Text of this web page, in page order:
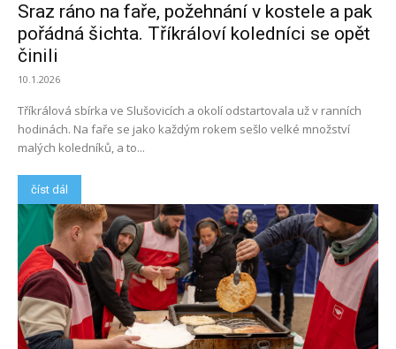
Sraz ráno na faře, požehnání v kostele a pak
pořádná šichta. Tříkráloví koledníci se opět
činili
10.1.2026
Tříkrálová sbírka ve Slušovicích a okolí odstartovala už v ranních
hodinách. Na faře se jako každým rokem sešlo velké množství
malých koledníků, a to...
číst dál